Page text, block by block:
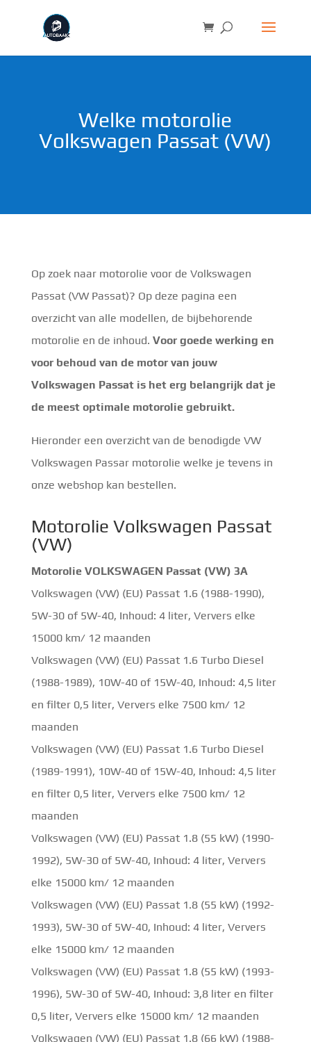
Welke motorolie
Volkswagen Passat (VW)
Op zoek naar motorolie voor de Volkswagen
Passat (VW Passat)? Op deze pagina een
overzicht van alle modellen, de bijbehorende
motorolie en de inhoud. Voor goede werking en
voor behoud van de motor van jouw
Volkswagen Passat is het erg belangrijk dat je
de meest optimale motorolie gebruikt.
Hieronder een overzicht van de benodigde VW
Volkswagen Passar motorolie welke je tevens in
onze webshop kan bestellen.
Motorolie Volkswagen Passat
(VW)
Motorolie VOLKSWAGEN Passat (VW) 3A
Volkswagen (VW) (EU) Passat 1.6 (1988-1990),
5W-30 of 5W-40, Inhoud: 4 liter, Ververs elke
15000 km/ 12 maanden
Volkswagen (VW) (EU) Passat 1.6 Turbo Diesel
(1988-1989), 10W-40 of 15W-40, Inhoud: 4,5 liter
en filter 0,5 liter, Ververs elke 7500 km/ 12
maanden
Volkswagen (VW) (EU) Passat 1.6 Turbo Diesel
(1989-1991), 10W-40 of 15W-40, Inhoud: 4,5 liter
en filter 0,5 liter, Ververs elke 7500 km/ 12
maanden
Volkswagen (VW) (EU) Passat 1.8 (55 kW) (1990-
1992), 5W-30 of 5W-40, Inhoud: 4 liter, Ververs
elke 15000 km/ 12 maanden
Volkswagen (VW) (EU) Passat 1.8 (55 kW) (1992-
1993), 5W-30 of 5W-40, Inhoud: 4 liter, Ververs
elke 15000 km/ 12 maanden
Volkswagen (VW) (EU) Passat 1.8 (55 kW) (1993-
1996), 5W-30 of 5W-40, Inhoud: 3,8 liter en filter
0,5 liter, Ververs elke 15000 km/ 12 maanden
Volkswagen (VW) (EU) Passat 1.8 (66 kW) (1988-